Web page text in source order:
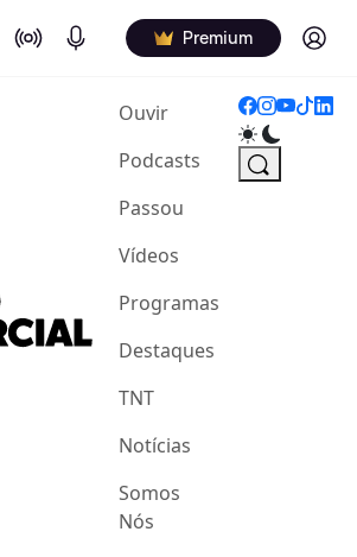
On Air Podcasts Premium Log in
Ouvir(current)
Podcasts
Passou
Vídeos
Programas
Destaques
TNT
Notícias
Somos
Nós